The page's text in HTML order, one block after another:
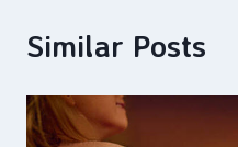
Similar Posts